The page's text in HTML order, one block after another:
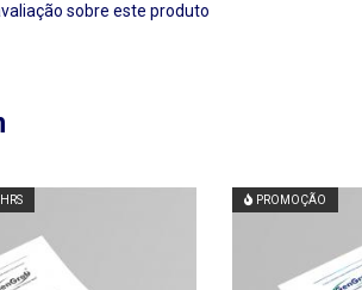
sobre este produto
PROMOÇÃO